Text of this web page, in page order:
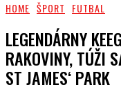
HOME ŠPORT FUTBAL
LEGENDÁRNY
RAKOVINY, TÚŽI
ST JAMES‘ PARK